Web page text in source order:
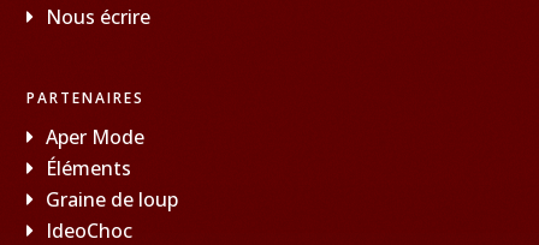
Nous écrire
PARTENAIRES
Aper Mode
Éléments
Graine de loup
IdeoChoc